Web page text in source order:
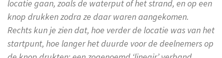
locatie gaan, zoals de waterput of het strand, en op een
knop drukken zodra ze daar waren aangekomen.
Rechts kun je zien dat, hoe verder de locatie was van het
startpunt, hoe langer het duurde voor de deelnemers op